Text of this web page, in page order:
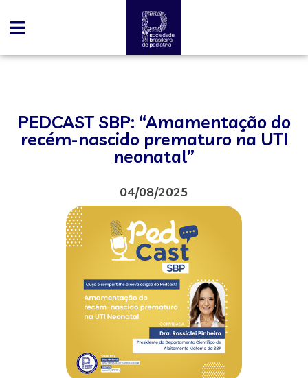
PEDCAST SBP: “Amamentação do
recém-nascido prematuro na UTI
neonatal”
04/08/2025